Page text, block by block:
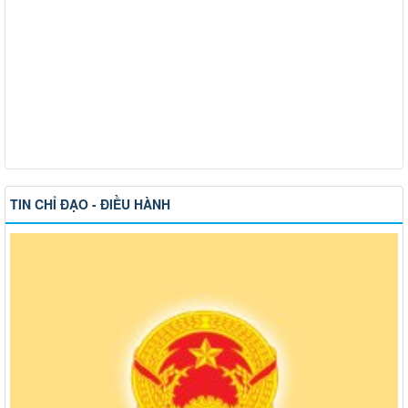
TIN CHỈ ĐẠO - ĐIỀU HÀNH